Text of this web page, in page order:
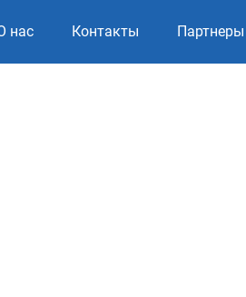
нас Контакты Партнеры